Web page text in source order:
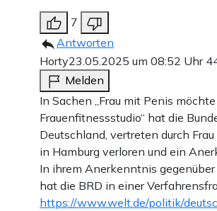
7
Antworten
Horty23.05.2025 um 08:52 Uhr
Melden
In Sachen „Frau mit Penis
Frauenfitnessstudio“ hat die
Deutschland, vertreten durch
in Hamburg verloren und ein
In ihrem Anerkenntnis
hat die BRD in einer
https://www.welt.de/politik/